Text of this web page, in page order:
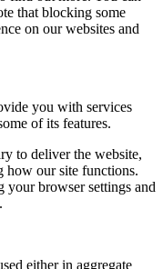
that blocking some
on our websites and
you with services
of its features.
to deliver the website,
how our site functions.
your browser settings and
either in aggregate